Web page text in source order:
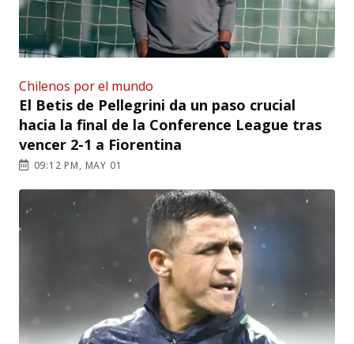
Chilenos por el mundo
El Betis de Pellegrini da un paso crucial
hacia la final de la Conference League tras
vencer 2-1 a Fiorentina
09:12 PM, MAY 01